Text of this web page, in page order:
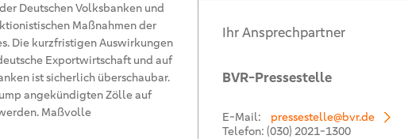
Deutschen Volksbanken und
Maßnahmen der
Die kurzfristigen Auswirkungen
Exportwirtschaft und auf
ist sicherlich überschaubar.
angekündigten Zölle auf
Maßvolle
Ihr Ansprechpartner
BVR-Pressestelle
E-Mail:
pressestelle@bvr.de
Telefon: (030) 2021-1300